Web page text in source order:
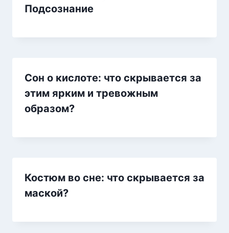
Подсознание
Сон о кислоте: что скрывается за
этим ярким и тревожным
образом?
Костюм во сне: что скрывается за
маской?